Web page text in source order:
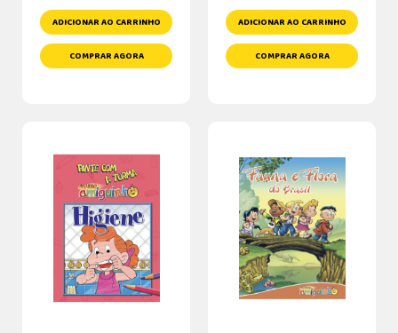
ADICIONAR AO CARRINHO
COMPRAR AGORA
ADICIONAR AO CARRINHO
COMPRAR AGORA